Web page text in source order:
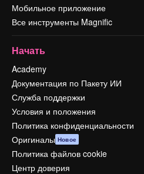
Мобильное приложение
Все инструменты Magnific
Начать
Academy
Документация по Пакету ИИ
Служба поддержки
Условия и положения
Политика конфиденциальности
Оригиналы Новое
Политика файлов cookie
Центр доверия